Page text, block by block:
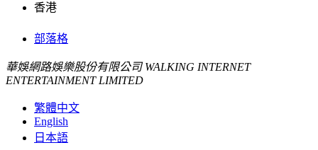
香港
部落格
華娛網路娛樂股份有限公司 WALKING INTERNET
ENTERTAINMENT LIMITED
繁體中文
English
日本語